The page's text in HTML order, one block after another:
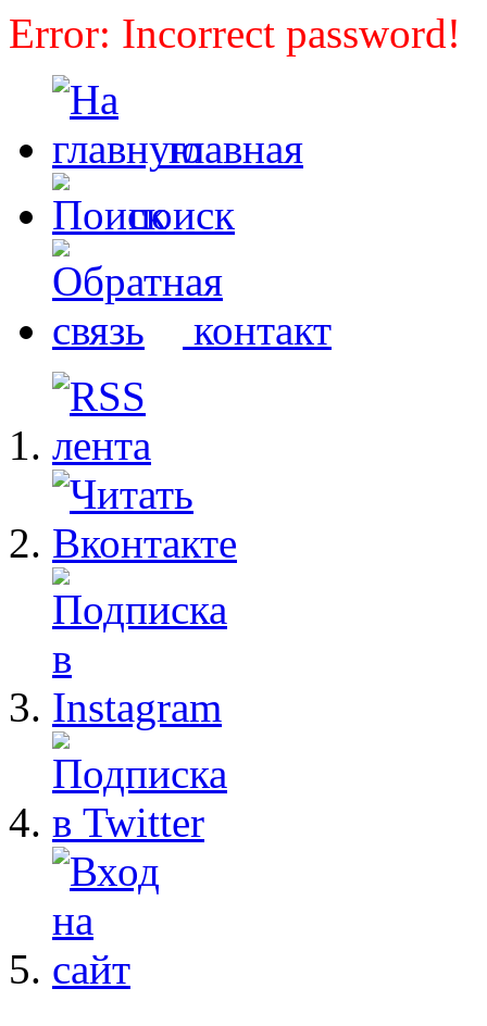
Error: Incorrect password!
главная
поиск
контакт